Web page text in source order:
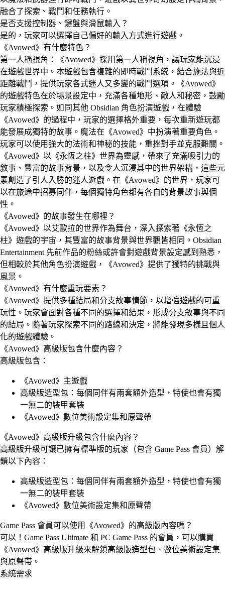
融合了探索、戰鬥和任務執行。
是否支援控制器、鍵盤與滑鼠輸入？
是的，玩家可以選擇自己偏好的輸入方式進行遊戲。
《Avowed》有什麼特色？
第一人稱視角：《Avowed》採用第一人稱視角，讓玩家能沉浸
在遊戲世界中。本遊戲包含複雜的即時戰鬥系統，結合施法與近
距離戰鬥，提供玩家各式迷人又多變的戰鬥選項。《Avowed》
的遊戲特色在於場景設定中，充滿各種地形、敵人和秘密，鼓勵
玩家積極探索。如同其他 Obsidian 角色扮演遊戲，在體驗
《Avowed》的過程中，玩家的選擇格外重要，每次重新遊玩都
能發展成獨特的故事。魔法在《Avowed》中扮演著重要角色。
玩家可以使用強大的法術和神秘的技能，重挫對手並克服難關。
《Avowed》以《永恆之柱》世界為靈感，帶來了充滿吸引力的
敘事、豐富的故事背景，以及令人沉浸其中的世界架構，這些元
素創造了引人入勝的迷人遊戲。在《Avowed》的世界，玩家可
以在旅途中招募同伴，每個獨特角色都有各自的背景故事與個
性。
《Avowed》的故事發生在哪裡？
《Avowed》以艾歐拉的世界作為舞台，深入探索著《永恆之
柱》遊戲的宇宙，其豐富的故事背景與世界觀皆相同。Obsidian
Entertainment 先前作品的粉絲或許會對遊戲背景設定感到熟悉，
但相較於其他角色扮演遊戲，《Avowed》提供了獨特的挑戰與
風景。
《Avowed》有什麼重玩要素？
《Avowed》提供多種結局和分支故事情節，以增強遊戲的可重
玩性。玩家會面對各種不同的選擇和結果，形成分支敘事與不同
的結局。隨著玩家探索不同的路線和決定，將能發現多樣且個人
化的遊戲體驗。
《Avowed》高級版包含什麼內容？
高級版包含：
《Avowed》主遊戲
高級版造型包：每個同伴有兩套額外造型，特使也會有獨
一無二的裝甲套裝
《Avowed》數位美術設定集和原聲帶
《Avowed》高級版升級包含什麼內容？
高級版升級可讓已擁有標準版的玩家（包含 Game Pass 會員）解
鎖以下內容：
高級版造型包：每個同伴有兩套額外造型，特使也會有獨
一無二的裝甲套裝
《Avowed》數位美術設定集和原聲帶
Game Pass 會員可以使用《Avowed》的高級版內容嗎？
可以！Game Pass Ultimate 和 PC Game Pass 的會員，可以購買
《Avowed》高級版升級來解鎖高級版造型包、數位美術設定集
與原聲帶。
系統需求